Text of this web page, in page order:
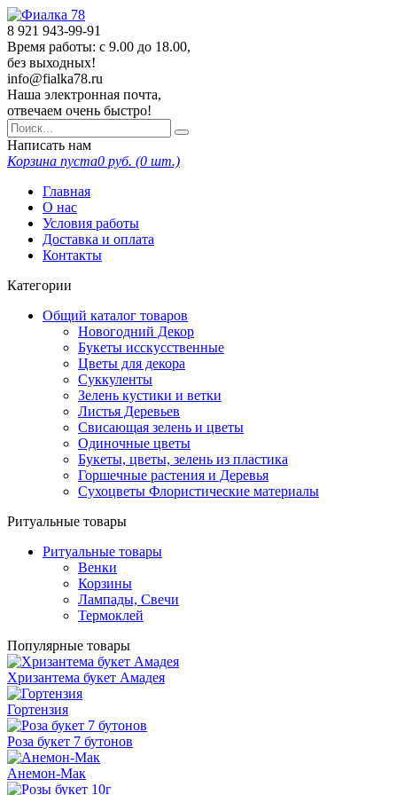
8 921 943-99-91
Время работы: с 9.00 до 18.00,
без выходных!
info@fialka78.ru
Наша электронная почта,
отвечаем очень быстро!
Написать нам
Корзина пуста0 руб. (0 шт.)
Главная
О нас
Условия работы
Доставка и оплата
Контакты
Категории
Общий каталог товаров
Новогодний Декор
Букеты исскусственные
Цветы для декора
Суккуленты
Зелень кустики и ветки
Листья Деревьев
Свисающая зелень и цветы
Одиночные цветы
Букеты, цветы, зелень из пластика
Горшечные растения и Деревья
Сухоцветы Флористические материалы
Ритуальные товары
Ритуальные товары
Венки
Корзины
Лампады, Свечи
Термоклей
Популярные товары
Хризантема букет Амадея
Гортензия
Роза букет 7 бутонов
Анемон-Мак